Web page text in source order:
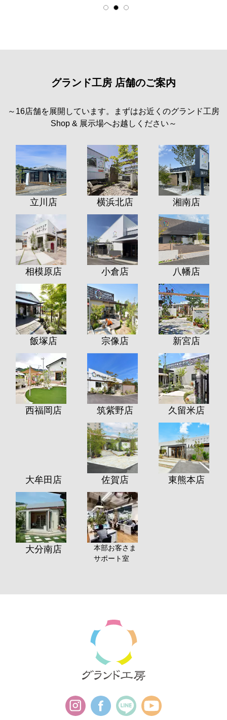
グランド工房 店舗のご案内
～16店舗を展開しています。まずはお近くのグランド工房
Shop & 展示場へお越しください～
立川店 横浜北店 湘南店
相模原店 小倉店 八幡店
飯塚店 宗像店 新宮店
西福岡店 筑紫野店 久留米店
大牟田店 佐賀店 東熊本店
大分南店
本部お客さま
サポート室